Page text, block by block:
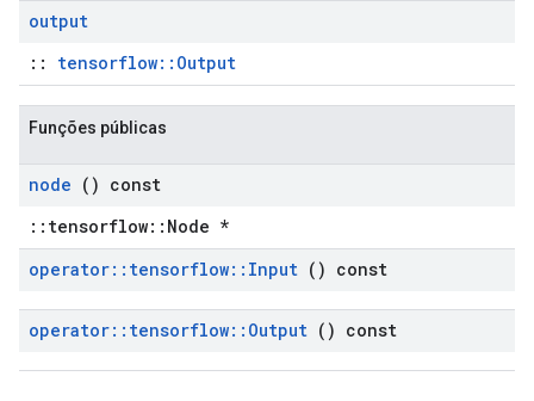
output
:: tensorflow::Output
Funções públicas
node () const
::tensorflow::Node *
operator:: tensorflow:: Input () const
operator:: tensorflow:: Output () const